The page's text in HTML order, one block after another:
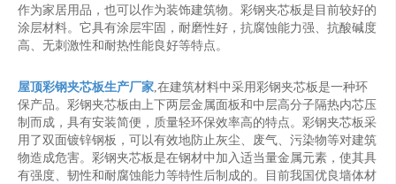
作为家居用品，也可以作为装饰建筑物。彩钢夹芯板是目前较好的
涂层材料。它具有涂层牢固，耐磨性好，抗腐蚀能力强、抗酸碱度
高、无刺激性和耐热性能良好等特点。
屋顶彩钢夹芯板生产厂家,在建筑材料中采用彩钢夹芯板是一种环
保产品。彩钢夹芯板由上下两层金属面板和中层高分子隔热内芯压
制而成，具有安装简便，质量轻环保效率高的特点。彩钢夹芯板采
用了双面镀锌钢板，可以有效地防止灰尘、废气、污染物等对建筑
物造成危害。彩钢夹芯板是在钢材中加入适当量金属元素，使其具
有强度、韧性和耐腐蚀能力等特性后制成的。目前我国优良墙体材